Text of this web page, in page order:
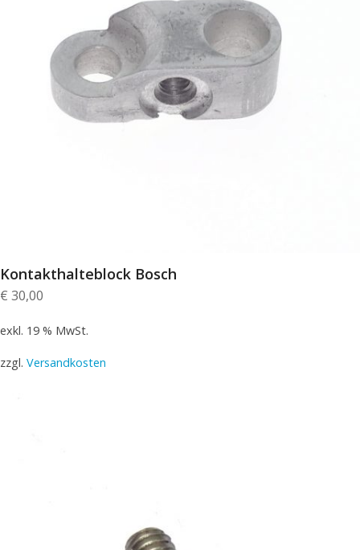
Kontakthalteblock Bosch
€ 30,00
exkl. 19 % MwSt.
zzgl. Versandkosten